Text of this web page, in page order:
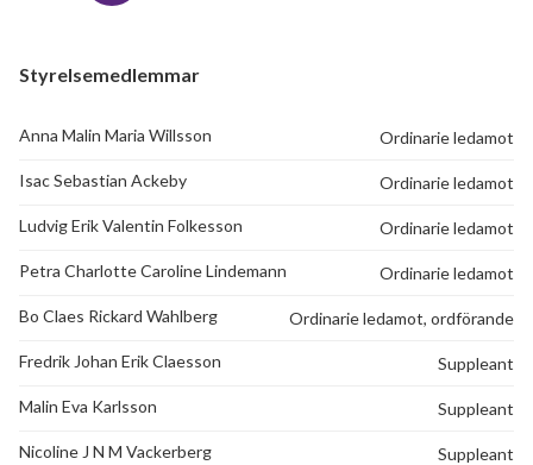
Styrelsemedlemmar
Anna Malin Maria Willsson Ordinarie ledamot
Isac Sebastian Ackeby Ordinarie ledamot
Ludvig Erik Valentin Folkesson Ordinarie ledamot
Petra Charlotte Caroline Lindemann Ordinarie ledamot
Bo Claes Rickard Wahlberg Ordinarie ledamot, ordförande
Fredrik Johan Erik Claesson Suppleant
Malin Eva Karlsson Suppleant
Nicoline J N M Vackerberg Suppleant